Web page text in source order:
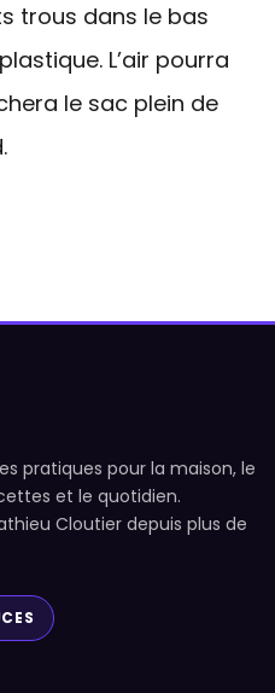
trous dans le bas
L’air pourra
le sac plein de
pratiques pour la maison, le
et le quotidien.
Cloutier depuis plus de